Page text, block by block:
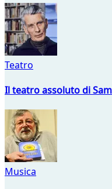
Teatro
Il teatro assoluto di
Musica